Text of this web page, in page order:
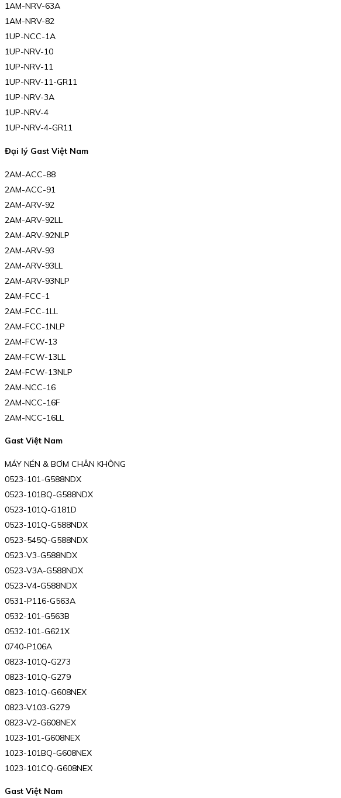
1AM-NRV-63A
1AM-NRV-82
1UP-NCC-1A
1UP-NRV-10
1UP-NRV-11
1UP-NRV-11-GR11
1UP-NRV-3A
1UP-NRV-4
1UP-NRV-4-GR11
Đại lý Gast Việt Nam
2AM-ACC-88
2AM-ACC-91
2AM-ARV-92
2AM-ARV-92LL
2AM-ARV-92NLP
2AM-ARV-93
2AM-ARV-93LL
2AM-ARV-93NLP
2AM-FCC-1
2AM-FCC-1LL
2AM-FCC-1NLP
2AM-FCW-13
2AM-FCW-13LL
2AM-FCW-13NLP
2AM-NCC-16
2AM-NCC-16F
2AM-NCC-16LL
Gast Việt Nam
MÁY NÉN & BƠM CHÂN KHÔNG
0523-101-G588NDX
0523-101BQ-G588NDX
0523-101Q-G181D
0523-101Q-G588NDX
0523-545Q-G588NDX
0523-V3-G588NDX
0523-V3A-G588NDX
0523-V4-G588NDX
0531-P116-G563A
0532-101-G563B
0532-101-G621X
0740-P106A
0823-101Q-G273
0823-101Q-G279
0823-101Q-G608NEX
0823-V103-G279
0823-V2-G608NEX
1023-101-G608NEX
1023-101BQ-G608NEX
1023-101CQ-G608NEX
Gast Việt Nam